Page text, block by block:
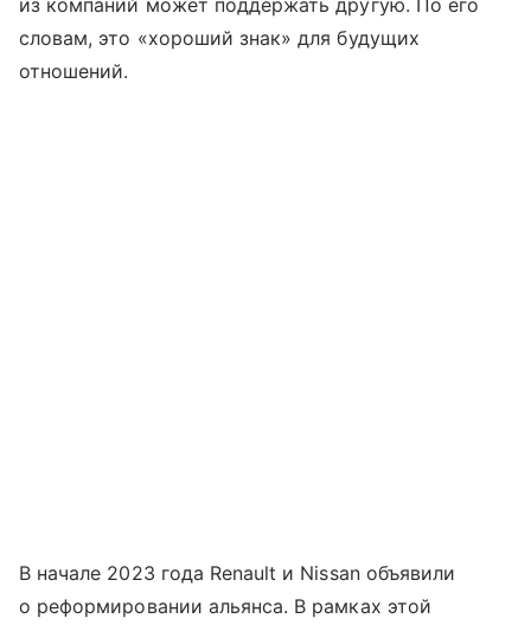
словам, это «хороший знак» для будущих
отношений.
В начале 2023 года Renault и Nissan объявили
о реформировании альянса. В рамках этой